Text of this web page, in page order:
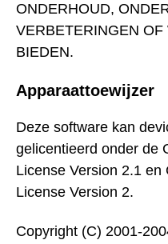
ONDERHOUD,
VERBETERINGEN
BIEDEN.
Apparaattoewijzer
Deze software kan
gelicentieerd onder de
License Version 2.1
License Version 2.
Copyright (C) 2001-